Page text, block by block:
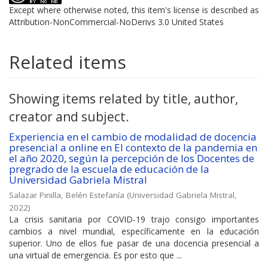
Except where otherwise noted, this item's license is described as
Attribution-NonCommercial-NoDerivs 3.0 United States
Related items
Showing items related by title, author,
creator and subject.
Experiencia en el cambio de modalidad de docencia
presencial a online en El contexto de la pandemia en
el año 2020, según la percepción de los Docentes de
pregrado de la escuela de educación de la
Universidad Gabriela Mistral
Salazar Pinilla, Belén Estefanía (Universidad Gabriela Mistral,
2022)
La crisis sanitaria por COVID-19 trajo consigo importantes
cambios a nivel mundial, específicamente en la educación
superior. Uno de ellos fue pasar de una docencia presencial a
una virtual de emergencia. Es por esto que ...